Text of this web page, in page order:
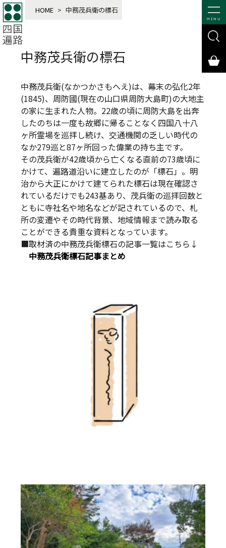
MENU
HOME > 中務茂兵衛の標石
中務茂兵衛の標石
中務茂兵衛(なかつかさもへえ)は、幕末の弘化2年
(1845)、周防國(現在の山口県周防大島町)の大地主
の家に生まれた人物。22歳の頃に周防大島を出奔
したのちは一度も故郷に帰ることなく四国八十八
ヶ所霊場を巡拝し続け、交通機関の乏しい時代の
なか279巡と87ヶ所回った偉業の持ち主です。
その茂兵衛が42歳頃から亡くなる直前の73歳頃に
かけて、遍路道沿いに建立したのが「標石」。明
治から大正にかけて建てられた標石は現在確認さ
れているだけでも243基あり、茂兵衛の巡拝回数と
ともに寺社名や地名などが記されているので、札
所の変遷やその時代背景、地域情報まで読み取る
ことができる貴重な資料となっています。
■取材済の中務茂兵衛標石の記事一覧はこちら↓
中務茂兵衛標石記事まとめ